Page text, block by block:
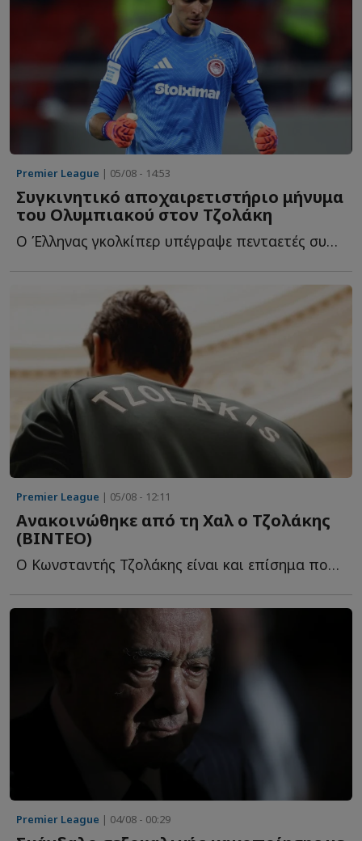
Premier League | 05/08 - 14:53
Συγκινητικό αποχαιρετιστήριο μήνυμα
του Ολυμπιακού στον Τζολάκη
Ο Έλληνας γκολκίπερ υπέγραψε πενταετές συμβόλαιο συνεργασίας μ...
Premier League | 05/08 - 12:11
Ανακοινώθηκε από τη Χαλ ο Τζολάκης
(ΒΙΝΤΕΟ)
Ο Κωνσταντής Τζολάκης είναι και επίσημα ποδοσφαιριστής τ...
Premier League | 04/08 - 00:29